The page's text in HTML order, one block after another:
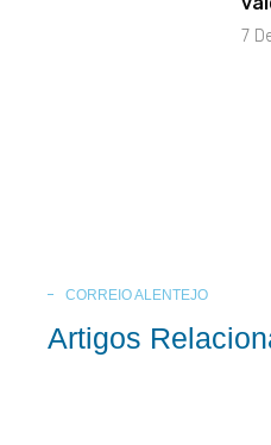
7
CORREIO ALENTEJO
Artigos